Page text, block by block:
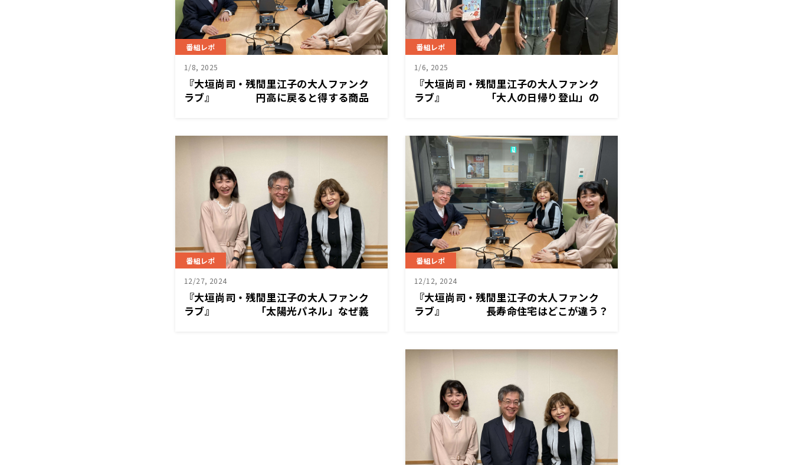
番組レポ
1/8, 2025
『大垣尚司・残間里江子の大人ファンク
ラブ』 円高に戻ると得する商品
番組レポ
1/6, 2025
『大垣尚司・残間里江子の大人ファンク
ラブ』 「大人の日帰り登山」の
番組レポ
12/27, 2024
『大垣尚司・残間里江子の大人ファンク
ラブ』 「太陽光パネル」なぜ義
番組レポ
12/12, 2024
『大垣尚司・残間里江子の大人ファンク
ラブ』 長寿命住宅はどこが違う？